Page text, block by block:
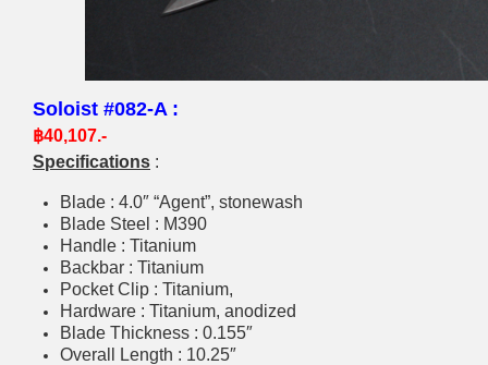
Soloist #082-A :
฿40,107.-
Specifications :
Blade : 4.0″ “Agent”, stonewash
Blade Steel : M390
Handle : Titanium
Backbar : Titanium
Pocket Clip : Titanium,
Hardware : Titanium, anodized
Blade Thickness : 0.155″
Overall Length : 10.25″